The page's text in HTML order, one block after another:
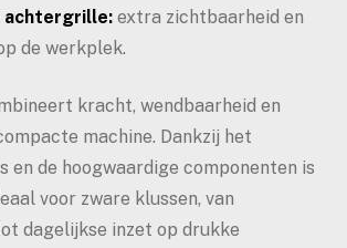
achtergrille: extra zichtbaarheid en
de werkplek.
kracht, wendbaarheid en
machine. Dankzij het
en de hoogwaardige componenten is
voor zware klussen, van
dagelijkse inzet op drukke